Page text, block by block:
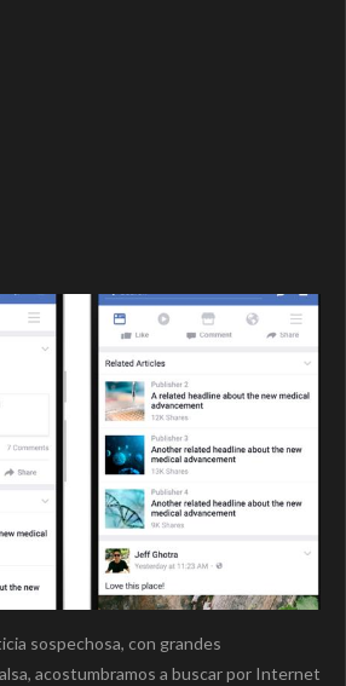
sospechosa, con grandes
acostumbramos a buscar por Internet